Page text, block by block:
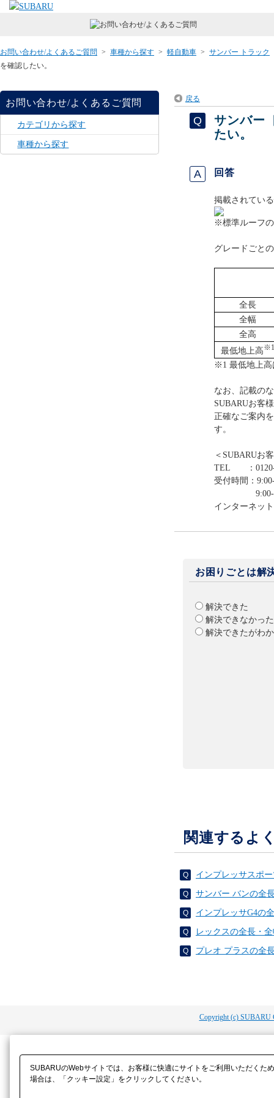
お問い合わせ/よくあるご質問 > 車種から探す > 軽自動車 > サンバー トラック
を確認したい。
お問い合わせ/よくあるご質問
カテゴリから探す
車種から探す
戻る
サンバー
たい。
回答
掲載されてい
※標準ルーフ
グレードごと
全長
全幅
全高
最低地上高※1
※1 最低地上高
なお、記載の
SUBARUお客
正確なご案内
す。
＜SUBARUお
TEL ：0120-
受付時間：
9:00-12:00
インターネッ
お困りごとは解
解決できた
解決できなかった
解決できたがわ
関連するよ
インプレッサスポ
サンバー バンの全
インプレッサG4の
レックスの全長・
プレオ プラスの全
Copyright (c) SUBARU
SUBARUのWebサイトでは、お客様に快適にサイトをご利用いただく
場合は、「クッキー設定」をクリックしてください。​